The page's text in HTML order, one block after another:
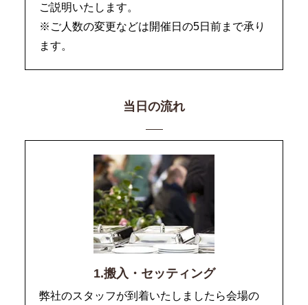
ご説明いたします。
※ご人数の変更などは開催日の5日前まで承り
ます。
当日の流れ
1.搬入・セッティング
弊社のスタッフが到着いたしましたら会場の